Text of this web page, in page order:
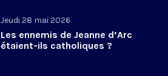
Jeudi 28 mai 2026
Les ennemis de Jeanne d’Arc
étaient-ils catholiques ?